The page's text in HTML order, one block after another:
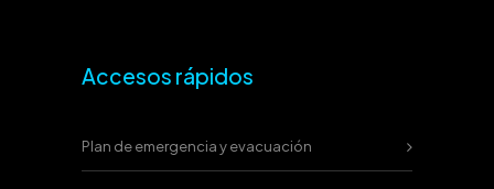
Accesos rápidos
Plan de emergencia y evacuación